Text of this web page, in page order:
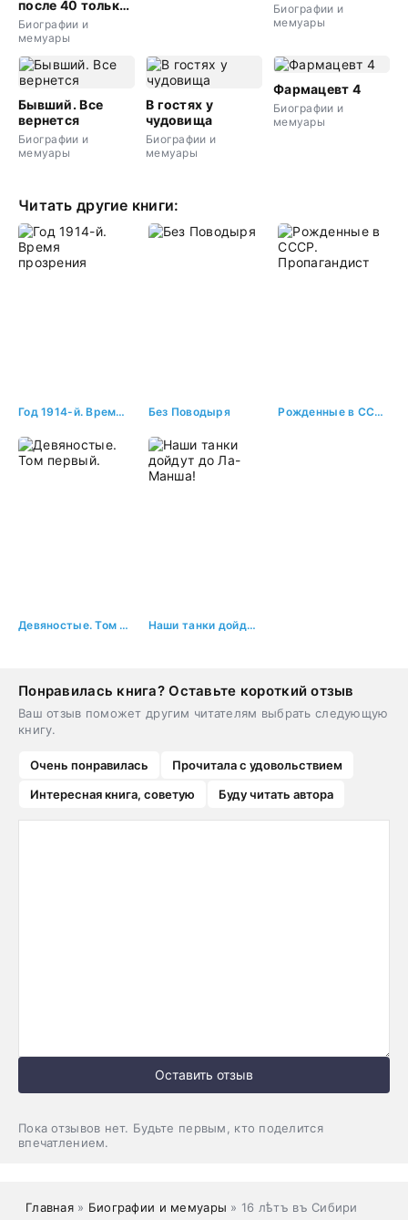
после 40 только
начинается!
Биографии и
мемуары
Биографии и
мемуары
Бывший. Все
вернется
Биографии и
мемуары
В гостях у
чудовища
Биографии и
мемуары
Фармацевт 4
Биографии и
мемуары
Читать другие книги:
Год 1914-й. Время прозрения Без Поводыря Рожденные в СССР. Пропагандист
Девяностые. Том первый. Наши танки дойдут до Ла-Манша!
Понравилась книга? Оставьте короткий отзыв
Ваш отзыв поможет другим читателям выбрать следующую
книгу.
Очень понравилась
Прочитала с удовольствием
Интересная книга, советую
Буду читать автора
Оставить отзыв
Пока отзывов нет. Будьте первым, кто поделится
впечатлением.
Главная» Биографии и мемуары » 16 лѣтъ въ Сибири